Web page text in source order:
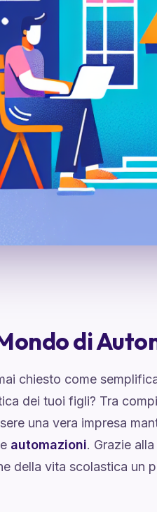
di
chiesto come
dei tuoi figli? Tra
una vera impresa
automazioni. Grazie
della vita scolastica un